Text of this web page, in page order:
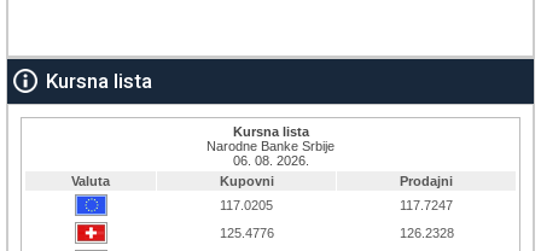
Kursna lista